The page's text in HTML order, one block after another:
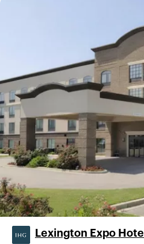
Lexington Expo Hotel